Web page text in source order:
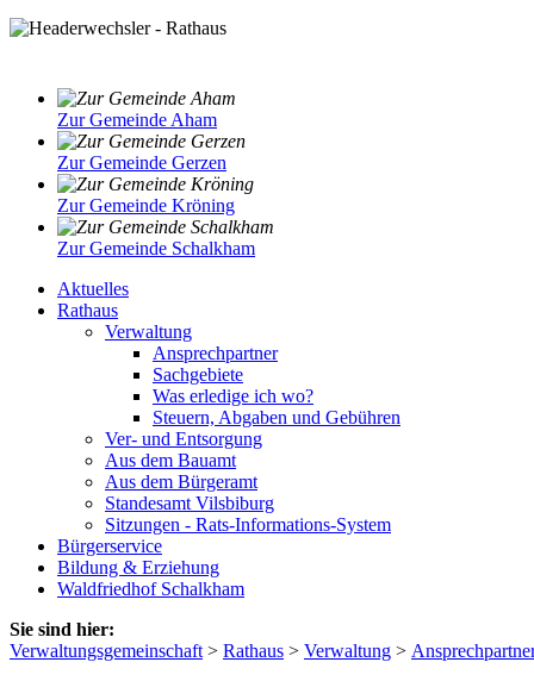
Zur Gemeinde Aham
Zur Gemeinde Gerzen
Zur Gemeinde Kröning
Zur Gemeinde Schalkham
Aktuelles
Rathaus
Verwaltung
Ansprechpartner
Sachgebiete
Was erledige ich wo?
Steuern, Abgaben und Gebühren
Ver- und Entsorgung
Aus dem Bauamt
Aus dem Bürgeramt
Standesamt Vilsbiburg
Sitzungen - Rats-Informations-System
Bürgerservice
Bildung & Erziehung
Waldfriedhof Schalkham
Sie sind hier:
Verwaltungsgemeinschaft > Rathaus > Verwaltung >